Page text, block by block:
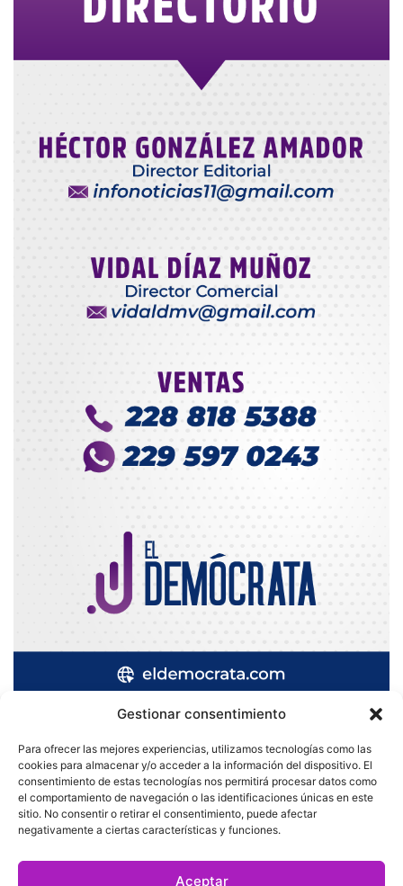
Gestionar consentimiento
Para ofrecer las mejores experiencias, utilizamos tecnologías como las
cookies para almacenar y/o acceder a la información del dispositivo. El
consentimiento de estas tecnologías nos permitirá procesar datos como
el comportamiento de navegación o las identificaciones únicas en este
sitio. No consentir o retirar el consentimiento, puede afectar
negativamente a ciertas características y funciones.
Aceptar
Quatromedia Telecomunicaciones © Copyright 2025, Todos los
derechos reservados
|Aviso de Privacidad|Política de Cookies|Defensoría de la
Audiencia|